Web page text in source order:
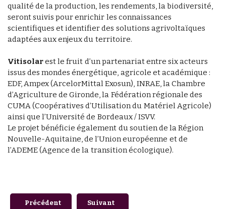
qualité de la production, les rendements, la biodiversité,
seront suivis pour enrichir les connaissances
scientifiques et identifier des solutions agrivoltaïques
adaptées aux enjeux du territoire.
Vitisolarest le fruit d’un partenariat entre six acteurs
issus des mondes énergétique, agricole et académique :
EDF, Ampex (ArcelorMittal Exosun), INRAE, la Chambre
d’Agriculture de Gironde, la Fédération régionale des
CUMA (Coopératives d’Utilisation du Matériel Agricole)
ainsi que l’Université de Bordeaux / ISVV.
Le projet bénéficie également du soutien de la Région
Nouvelle-Aquitaine, de l’Union européenne et de
l’ADEME (Agence de la transition écologique).
Article précédent : Découvrez la dernière vidéo de la
Précédent Article suivant : Séminaire ISVV « Vins
Suivant